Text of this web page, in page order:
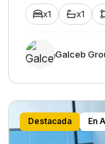
x1 x1
Galceb
Destacada En